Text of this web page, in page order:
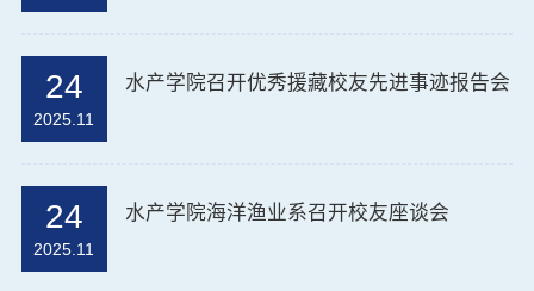
24
2025.11
水产学院召开优秀援藏校友先进事迹报告会
24
2025.11
水产学院海洋渔业系召开校友座谈会